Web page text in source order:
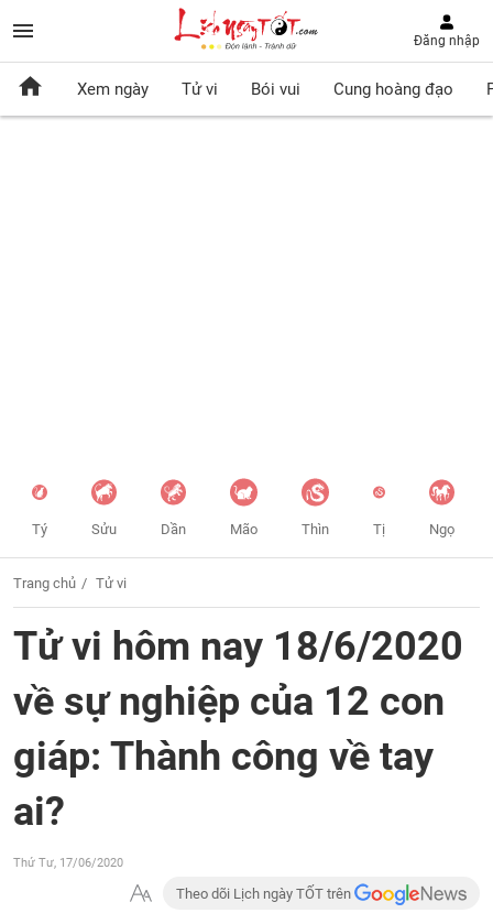
Đăng nhập
Xem ngày Tử vi Bói vui Cung hoàng đạo
Tý Sửu Dần Mão Thìn Tị Ngọ
Trang chủ Tử vi
Tử vi hôm nay 18/6/2020
về sự nghiệp của 12 con
giáp: Thành công về tay
ai?
Thứ Tư, 17/06/2020
Theo dõi Lịch ngày TỐT trên